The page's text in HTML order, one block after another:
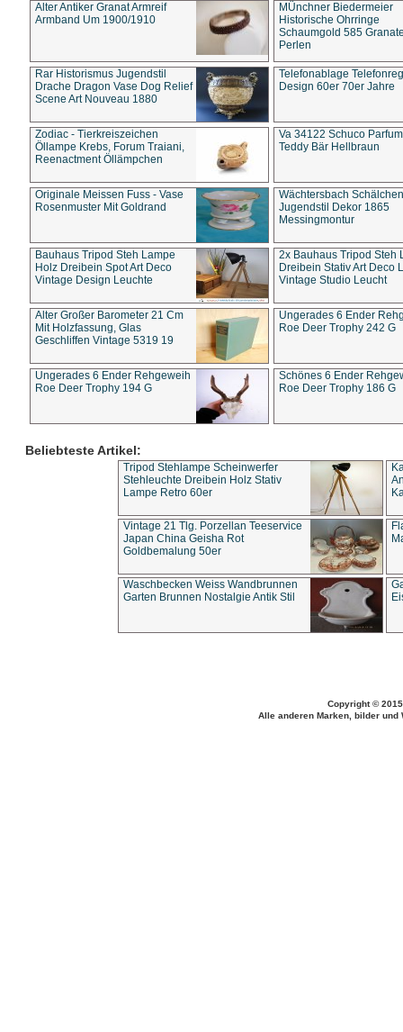
Alter Antiker Granat Armreif
Armband Um 1900/1910
MÜnchner Biedermeier
Historische Ohrringe
Schaumgold 585
Perlen
Rar Historismus Jugendstil
Drache Dragon Vase Dog Relief
Scene Art Nouveau 1880
Telefonablage
Design 60er 70er Jahre
Zodiac - Tierkreiszeichen
Öllampe Krebs, Forum Traiani,
Reenactment Öllämpchen
Va 34122 Schuco
Teddy Bär Hellbraun
Originale Meissen Fuss - Vase
Rosenmuster Mit Goldrand
Wächtersbach Schälchen
Jugendstil Dekor 1865
Messingmontur
Bauhaus Tripod Steh Lampe
Holz Dreibein Spot Art Deco
Vintage Design Leuchte
2x Bauhaus Tripod Steh
Dreibein Stativ Art Deco
Vintage Studio Leucht
Alter Großer Barometer 21 Cm
Mit Holzfassung, Glas
Geschliffen Vintage 5319 19
Ungerades 6 Ender
Roe Deer Trophy 242 G
Ungerades 6 Ender Rehgeweih
Roe Deer Trophy 194 G
Schönes 6 Ender
Roe Deer Trophy 186 G
Beliebteste Artikel:
Tripod Stehlampe Scheinwerfer
Stehleuchte Dreibein Holz Stativ
Lampe Retro 60er
Vintage 21 Tlg. Porzellan Teeservice
Japan China Geisha Rot
Goldbemalung 50er
Waschbecken Weiss Wandbrunnen
Garten Brunnen Nostalgie Antik Stil
Copyright ©
Alle anderen Marken, bilder und